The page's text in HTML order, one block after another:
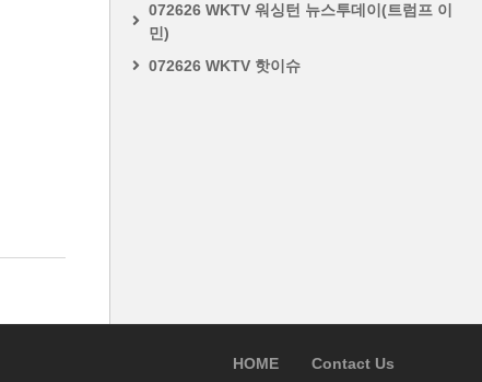
072626 WKTV 워싱턴 뉴스투데이(트럼프 이
민)
072626 WKTV 핫이슈
HOME Contact Us